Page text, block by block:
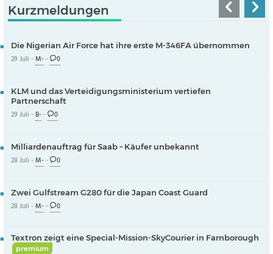
Kurzmeldungen
Die Nigerian Air Force hat ihre erste M-346FA übernommen
29 Juli -M-- 0
KLM und das Verteidigungsministerium vertiefen
Partnerschaft
29 Juli -B-- 0
Milliardenauftrag für Saab – Käufer unbekannt
28 Juli -M-- 0
Zwei Gulfstream G280 für die Japan Coast Guard
28 Juli -M-- 0
Textron zeigt eine Special-Mission-SkyCourier in Farnborough
premium